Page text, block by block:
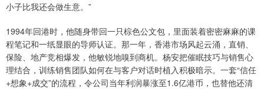
小子比我还会做生意。”
1994年回港时，他随身带回一只棕色公文包，里面装着密密麻麻的课
程笔记和一纸显眼的导师认证。那一年，香港市场风起云涌，直销、
保险、地产竞相爆发，他敏锐地嗅到商机。杨安把催眠技巧与销售心
理结合，训练销售团队如何在与客户对话时植入积极暗示。一套“信任
+想象+成交”的流程，令公司当年利润暴涨至1.6亿港币，也替他还清